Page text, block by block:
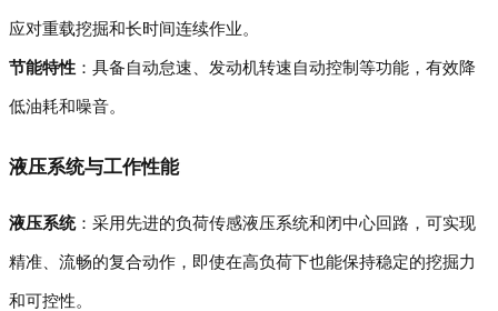
应对重载挖掘和长时间连续作业。
节能特性 ：具备自动怠速、发动机转速自动控制等功能，有效降
低油耗和噪音。
液压系统与工作性能
液压系统：采用先进的负荷传感液压系统和闭中心回路，可实现
精准、流畅的复合动作，即使在高负荷下也能保持稳定的挖掘力
和可控性。